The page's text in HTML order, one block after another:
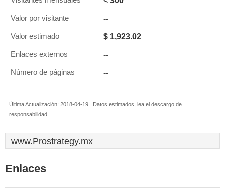
Valor por visitante --
Valor estimado $ 1,923.02
Enlaces externos --
Número de páginas --
Última Actualización: 2018-04-19 . Datos estimados, lea el descargo de
responsabilidad.
www.Prostrategy.mx
Enlaces